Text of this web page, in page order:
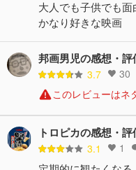
大人でも子供でも
かなり好きな映画
邦画男児の感想・評
3.7 30
このレビューはネ
トロピカの感想・評
3.1 1